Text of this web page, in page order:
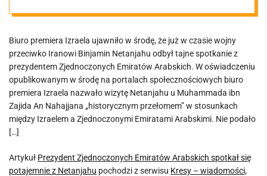
spotkał się
potajemnie z
Netanjahu
Biuro premiera Izraela ujawniło w środę, że już w czasie wojny
przeciwko Iranowi Binjamin Netanjahu odbył tajne spotkanie z
prezydentem Zjednoczonych Emiratów Arabskich. W oświadczeniu
opublikowanym w środę na portalach społecznościowych biuro
premiera Izraela nazwało wizytę Netanjahu u Muhammada ibn
Zajida An Nahajjana „historycznym przełomem” w stosunkach
między Izraelem a Zjednoczonymi Emiratami Arabskimi. Nie podało
[…]
Artykuł Prezydent Zjednoczonych Emiratów Arabskich spotkał się
potajemnie z Netanjahu pochodzi z serwisu Kresy – wiadomości,